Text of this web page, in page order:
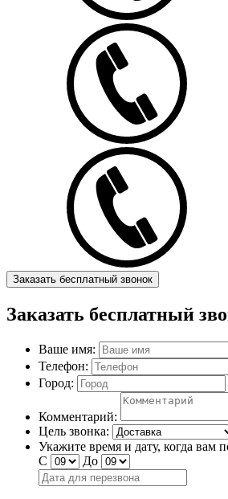
Заказать бесплатный звонок
Заказать бесплатный
Ваше имя:
Телефон:
Город:
Комментарий:
Цель звонка:
Укажите время и дату, когда вам
С
До